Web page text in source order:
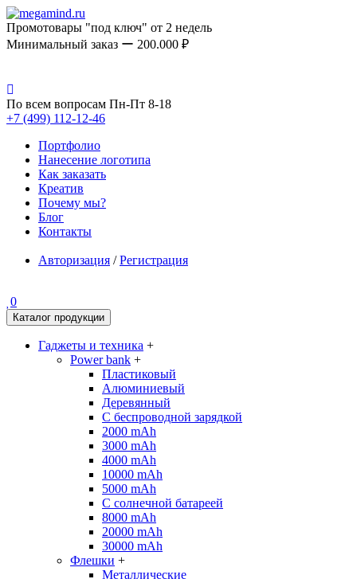
Промотовары "под ключ" от 2 недель
Минимальный заказ ー 200.000 ₽
По всем вопросам Пн-Пт 8-18
+7 (499) 112-12-46
Портфолио
Нанесение логотипа
Как заказать
Креатив
Почему мы?
Блог
Контакты
Авторизация /Регистрация
0
Каталог продукции
Гаджеты и техника +
Power bank +
Пластиковый
Алюминиевый
Деревянный
С беспроводной зарядкой
2000 mAh
3000 mAh
4000 mAh
10000 mAh
5000 mAh
С солнечной батареей
8000 mAh
20000 mAh
30000 mAh
Флешки +
Металлические